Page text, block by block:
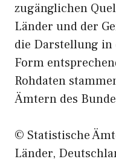
zugänglichen
Länder und der
die Darstellung
Form
Rohdaten
Ämtern des
© Statistische
Länder,